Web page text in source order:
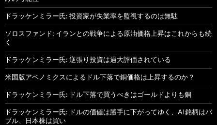
ドラッケンミラー氏: 投資家が失業率を監視するのは無駄
ソロスファンド: イランとの戦争による原油価格上昇はこれからも続
く
ドラッケンミラー氏: 逆張り投資は過大評価されている
米国版アベノミクスによるドル下落で銅価格は上昇するのか？
ドラッケンミラー氏: ドル下落で買うべきはゴールドよりも銅
ドラッケンミラー氏: ドルの価値は勝手に下がってゆく、AI銘柄はバ
ブル、日本株は買い